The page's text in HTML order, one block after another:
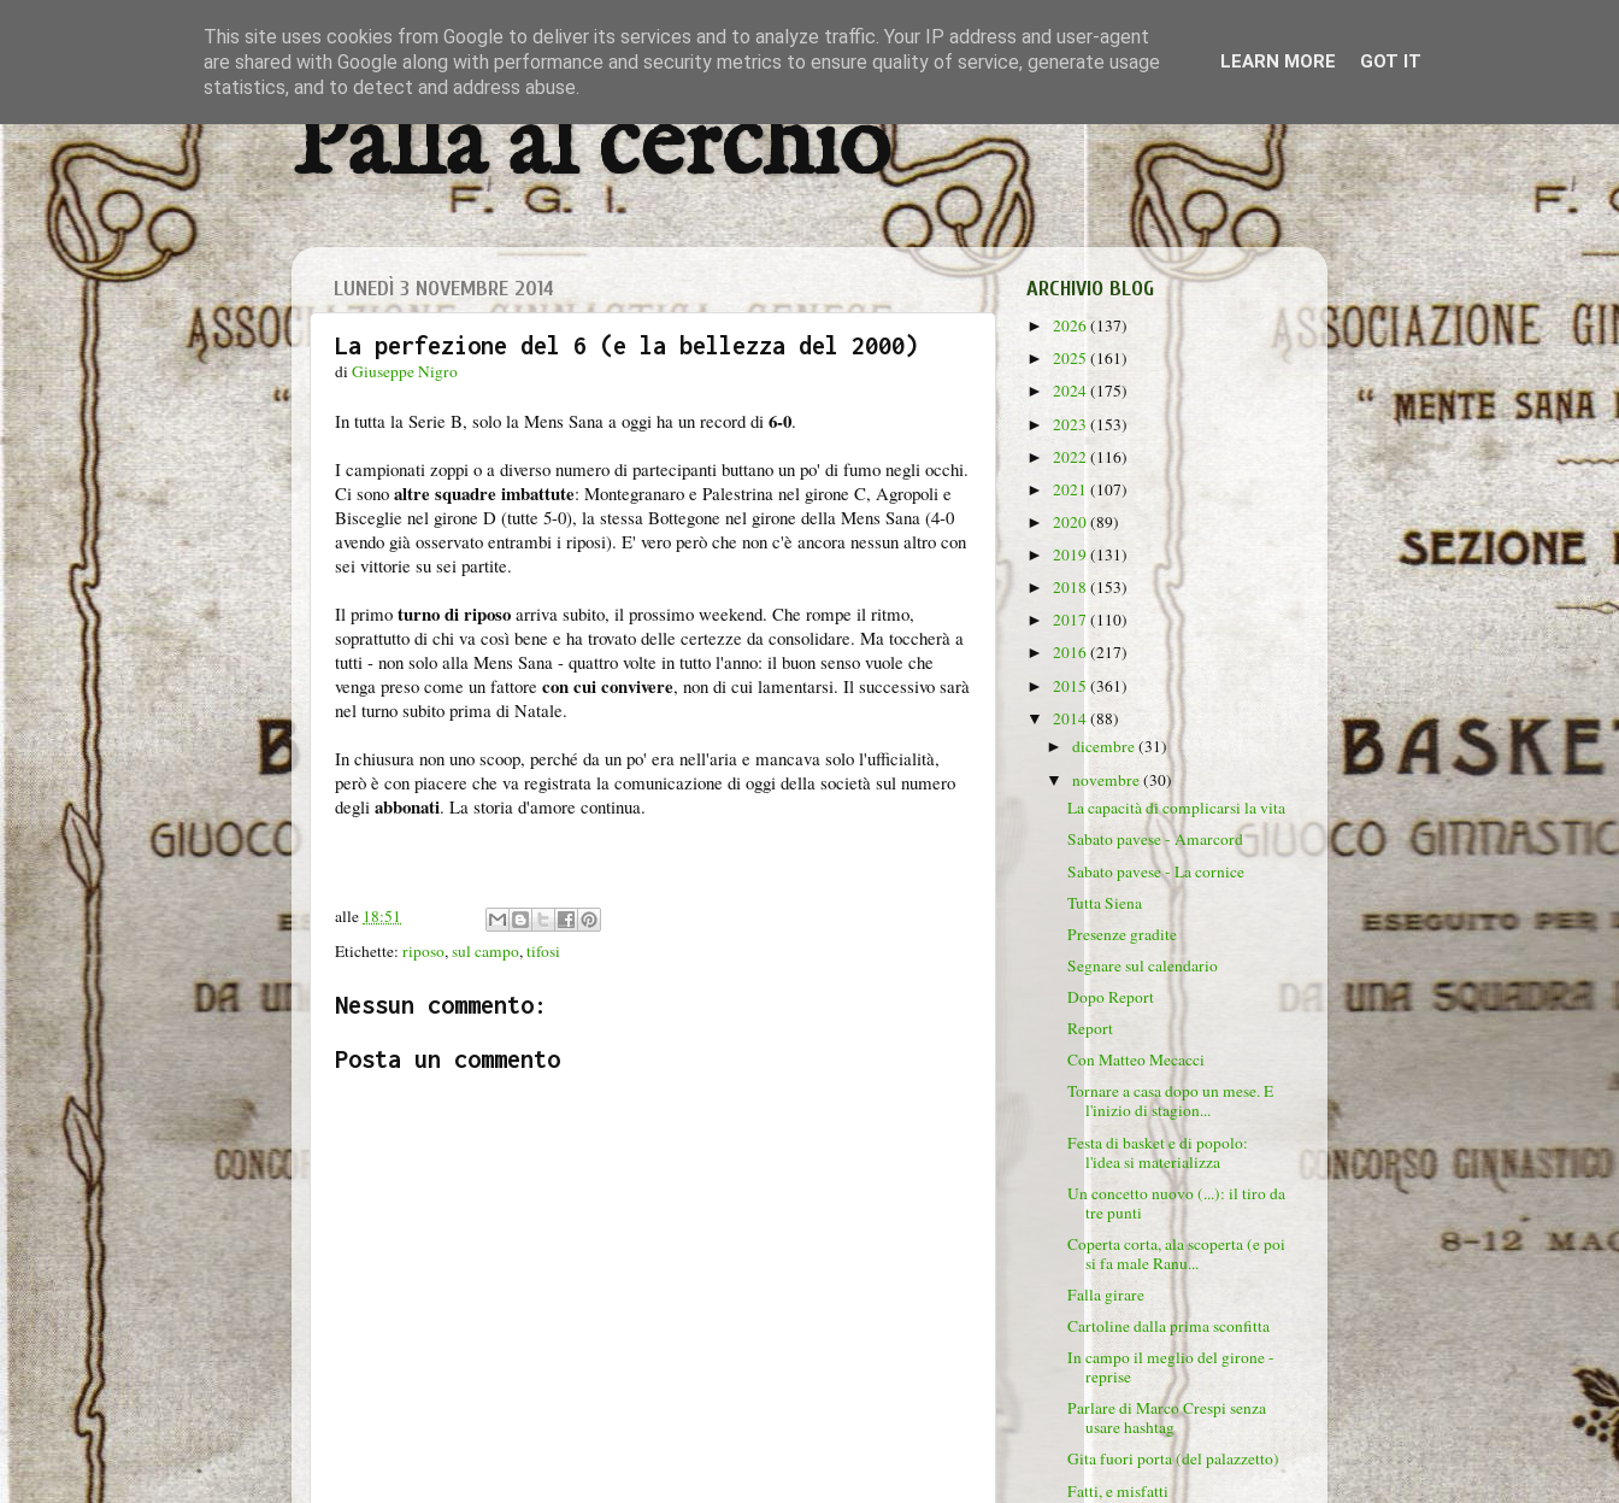
Palla al cerchio
LUNEDÌ 3 NOVEMBRE 2014
La perfezione del 6 (e la bellezza del 2000)
diGiuseppe Nigro
In tutta la Serie B, solo la Mens Sana a oggi ha un record di 6-0.
I campionati zoppi o a diverso numero di partecipanti buttano un po' di fumo negli occhi.
Ci sono altre squadre imbattute: Montegranaro e Palestrina nel girone C, Agropoli e
Bisceglie nel girone D (tutte 5-0), la stessa Bottegone nel girone della Mens Sana (4-0
avendo già osservato entrambi i riposi). E' vero però che non c'è ancora nessun altro con
sei vittorie su sei partite.
Il primo turno di riposo arriva subito, il prossimo weekend. Che rompe il ritmo,
soprattutto di chi va così bene e ha trovato delle certezze da consolidare. Ma toccherà a
tutti - non solo alla Mens Sana - quattro volte in tutto l'anno: il buon senso vuole che
venga preso come un fattore con cui convivere, non di cui lamentarsi. Il successivo sarà
nel turno subito prima di Natale.
In chiusura non uno scoop, perché da un po' era nell'aria e mancava solo l'ufficialità,
però è con piacere che va registrata la comunicazione di oggi della società sul numero
degli abbonati. La storia d'amore continua.
alle 18:51
Etichette: riposo, sul campo, tifosi
Nessun commento:
Posta un commento
ARCHIVIO BLOG
► 2026(137)
► 2025 (161)
► 2024(175)
► 2023 (153)
► 2022(116)
► 2021 (107)
► 2020(89)
► 2019(131)
► 2018 (153)
► 2017 (110)
► 2016(217)
► 2015 (361)
▼ 2014(88)
►dicembre(31)
▼novembre(30)
La capacità di complicarsi la vita
Sabato pavese - Amarcord
Sabato pavese - La cornice
Tutta Siena
Presenze gradite
Segnare sul calendario
Dopo Report
Report
Con Matteo Mecacci
Tornare a casa dopo un mese. E
l'inizio di stagion...
Festa di basket e di popolo:
l'idea si materializza
Un concetto nuovo (...): il tiro da
tre punti
Coperta corta, ala scoperta (e poi
si fa male Ranu...
Falla girare
Cartoline dalla prima sconfitta
In campo il meglio del girone -
reprise
Parlare di Marco Crespi senza
usare hashtag
Gita fuori porta (del palazzetto)
Fatti, e misfatti
This site uses cookies from Google to deliver its services and to analyze traffic. Your IP address and user-agent
are shared with Google along with performance and security metrics to ensure quality of service, generate usage
statistics, and to detect and address abuse.
LEARN MORE GOT IT